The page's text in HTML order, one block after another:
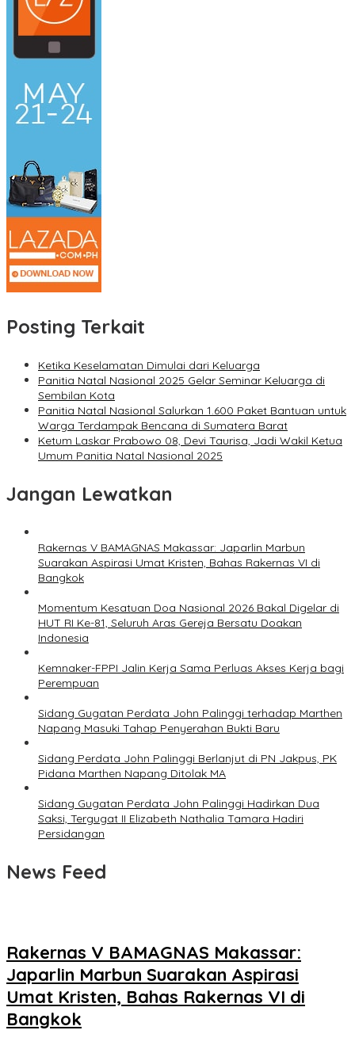
Posting Terkait
Ketika Keselamatan Dimulai dari Keluarga
Panitia Natal Nasional 2025 Gelar Seminar Keluarga di
Sembilan Kota
Panitia Natal Nasional Salurkan 1.600 Paket Bantuan untuk
Warga Terdampak Bencana di Sumatera Barat
Ketum Laskar Prabowo 08, Devi Taurisa, Jadi Wakil Ketua
Umum Panitia Natal Nasional 2025
Jangan Lewatkan
Rakernas V BAMAGNAS Makassar: Japarlin Marbun
Suarakan Aspirasi Umat Kristen, Bahas Rakernas VI di
Bangkok
Momentum Kesatuan Doa Nasional 2026 Bakal Digelar di
HUT RI Ke-81, Seluruh Aras Gereja Bersatu Doakan
Indonesia
Kemnaker-FPPI Jalin Kerja Sama Perluas Akses Kerja bagi
Perempuan
Sidang Gugatan Perdata John Palinggi terhadap Marthen
Napang Masuki Tahap Penyerahan Bukti Baru
Sidang Perdata John Palinggi Berlanjut di PN Jakpus, PK
Pidana Marthen Napang Ditolak MA
Sidang Gugatan Perdata John Palinggi Hadirkan Dua
Saksi, Tergugat II Elizabeth Nathalia Tamara Hadiri
Persidangan
News Feed
Rakernas V BAMAGNAS Makassar:
Japarlin Marbun Suarakan Aspirasi
Umat Kristen, Bahas Rakernas VI di
Bangkok